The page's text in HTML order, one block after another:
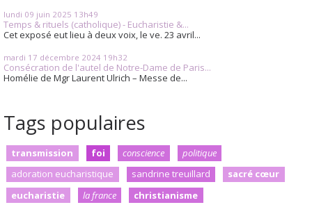
lundi 09 juin 2025 13h49
Temps & rituels (catholique) - Eucharistie &...
Cet exposé eut lieu à deux voix, le ve. 23 avril...
mardi 17 décembre 2024 19h32
Consécration de l'autel de Notre-Dame de Paris...
Homélie de Mgr Laurent Ulrich – Messe de...
Tags populaires
transmission foi conscience
politique
adoration eucharistique
sandrine treuillard
sacré cœur
eucharistie
la france christianisme